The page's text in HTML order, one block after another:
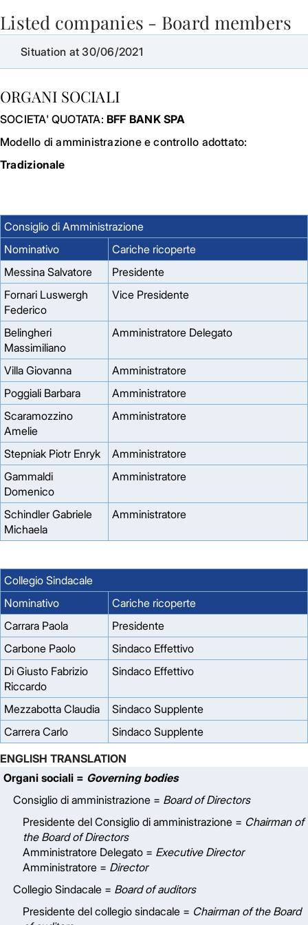
Skip to Main Content
Listed companies - Board members
Situation at 30/06/2021
ORGANI SOCIALI
SOCIETA' QUOTATA: BFF BANK SPA
Modello di amministrazione e controllo adottato:
Tradizionale
Consiglio di Amministrazione
Nominativo
Cariche ricoperte
Messina Salvatore
Presidente
Fornari Luswergh
Federico
Vice Presidente
Belingheri
Massimiliano
Amministratore Delegato
Villa Giovanna
Amministratore
Poggiali Barbara
Amministratore
Scaramozzino
Amelie
Amministratore
Stepniak Piotr Enryk
Amministratore
Gammaldi
Domenico
Amministratore
Schindler Gabriele
Michaela
Amministratore
Collegio Sindacale
Nominativo
Cariche ricoperte
Carrara Paola
Presidente
Carbone Paolo
Sindaco Effettivo
Di Giusto Fabrizio
Riccardo
Sindaco Effettivo
Mezzabotta Claudia
Sindaco Supplente
Carrera Carlo
Sindaco Supplente
ENGLISH TRANSLATION
Organi sociali = Governing bodies
Consiglio di amministrazione = Board of Directors
Presidente del Consiglio di amministrazione = Chairman of
the Board of Directors
Amministratore Delegato = Executive Director
Amministratore = Director
Collegio Sindacale = Board of auditors
Presidente del collegio sindacale = Chairman of the Board